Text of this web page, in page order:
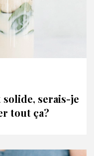
serais-je
tout ça?